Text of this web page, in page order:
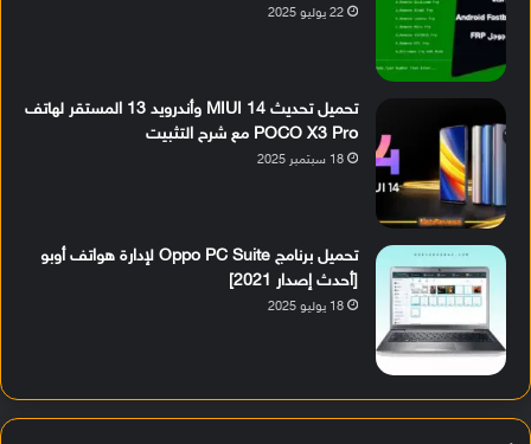
22 يوليو 2025
تحميل تحديث MIUI 14 وأندرويد 13 المستقر لهاتف
POCO X3 Pro مع شرح التثبيت
18 سبتمبر 2025
تحميل برنامج Oppo PC Suite لإدارة هواتف أوبو
[أحدث إصدار 2021]
18 يوليو 2025